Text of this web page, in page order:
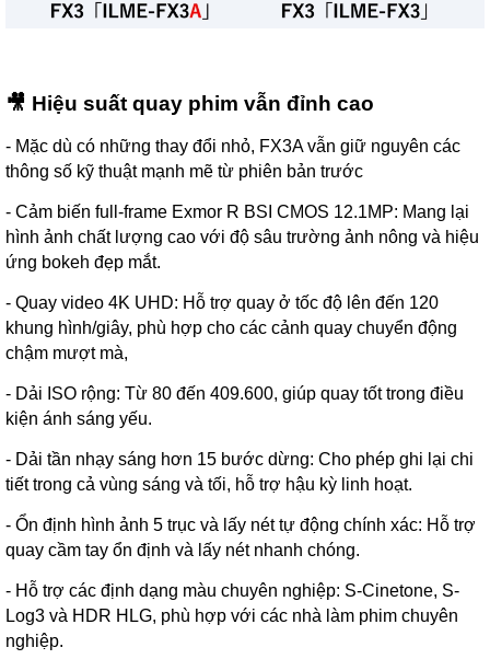
🎥 Hiệu suất quay phim vẫn đỉnh cao
- Mặc dù có những thay đổi nhỏ, FX3A vẫn giữ nguyên các
thông số kỹ thuật mạnh mẽ từ phiên bản trước
- Cảm biến full-frame Exmor R BSI CMOS 12.1MP: Mang lại
hình ảnh chất lượng cao với độ sâu trường ảnh nông và hiệu
ứng bokeh đẹp mắt.
- Quay video 4K UHD: Hỗ trợ quay ở tốc độ lên đến 120
khung hình/giây, phù hợp cho các cảnh quay chuyển động
chậm mượt mà,
- Dải ISO rộng: Từ 80 đến 409.600, giúp quay tốt trong điều
kiện ánh sáng yếu.
- Dải tần nhạy sáng hơn 15 bước dừng: Cho phép ghi lại chi
tiết trong cả vùng sáng và tối, hỗ trợ hậu kỳ linh hoạt.
- Ổn định hình ảnh 5 trục và lấy nét tự động chính xác: Hỗ trợ
quay cầm tay ổn định và lấy nét nhanh chóng.
- Hỗ trợ các định dạng màu chuyên nghiệp: S-Cinetone, S-
Log3 và HDR HLG, phù hợp với các nhà làm phim chuyên
nghiệp.